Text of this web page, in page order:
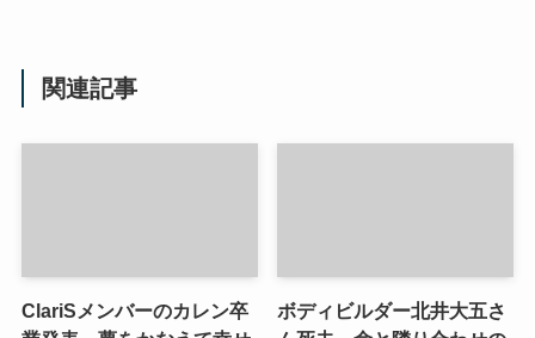
関連記事
ClariSメンバーのカレン卒
ボディビルダー北井大五さ